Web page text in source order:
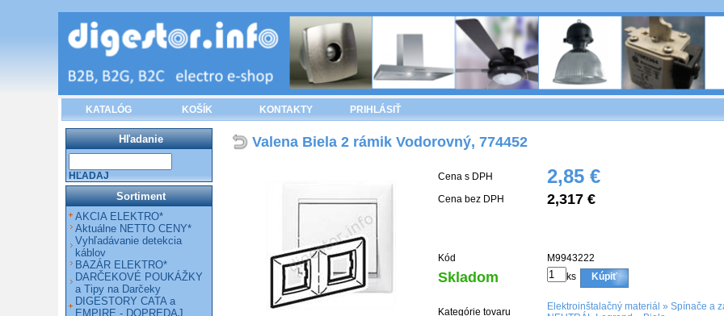
KATALÓG KOŠÍK KONTAKTY PRIHLÁSIŤ
Valena Biela 2 rámik Vodorovný, 774452
Cena s DPH 2,85 €
Cena bez DPH 2,317 €
Kód M9943222
Skladom ks Kúpiť
Kategórie tovaru Elektroinštalačný materiál » Spínače a
Hľadanie
HĽADAJ
Sortiment
AKCIA ELEKTRO*
Aktuálne NETTO CENY*
Vyhľadávanie detekcia
káblov
BAZÁR ELEKTRO*
DARČEKOVÉ POUKÁŽKY
a Tipy na Darčeky
DIGESTORY CATA a
EMPIRE - DOPREDAJ